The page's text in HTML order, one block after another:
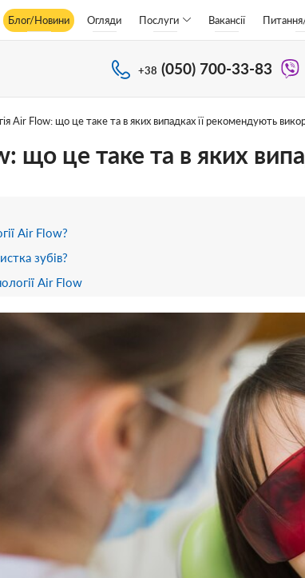
Блог/Новини Огляди Послуги Вакансії
+38 (050) 700-33-83
Air Flow: що це таке та в яких випадках її рекомендують
що це таке та в яких
Air Flow?
зубів?
Air Flow